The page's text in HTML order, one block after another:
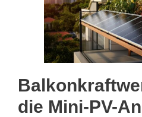
die Mini-PV-